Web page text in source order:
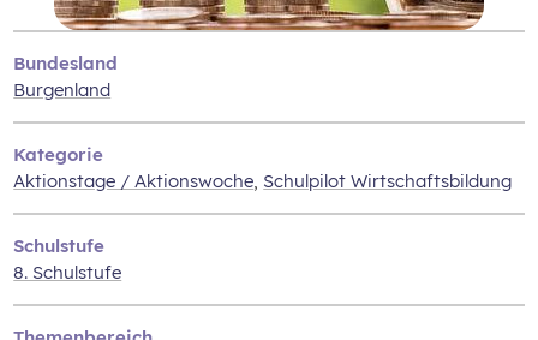
Bundesland
Burgenland
Kategorie
Aktionstage / Aktionswoche, Schulpilot Wirtschaftsbildung
Schulstufe
8. Schulstufe